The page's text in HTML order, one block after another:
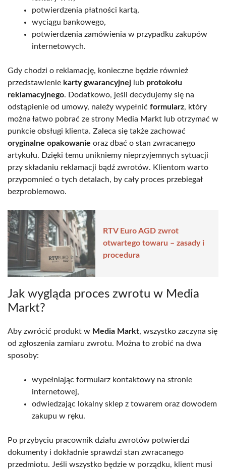
potwierdzenia płatności kartą,
wyciągu bankowego,
potwierdzenia zamówienia w przypadku zakupów
internetowych.
Gdy chodzi o reklamację, konieczne będzie również
przedstawienie karty gwarancyjnej lub protokołu
reklamacyjnego. Dodatkowo, jeśli decydujemy się na
odstąpienie od umowy, należy wypełnić formularz, który
można łatwo pobrać ze strony Media Markt lub otrzymać w
punkcie obsługi klienta. Zaleca się także zachować
oryginalne opakowanie oraz dbać o stan zwracanego
artykułu. Dzięki temu unikniemy nieprzyjemnych sytuacji
przy składaniu reklamacji bądź zwrotów. Klientom warto
przypomnieć o tych detalach, by cały proces przebiegał
bezproblemowo.
RTV Euro AGD zwrot
otwartego towaru – zasady i
procedura
Jak wygląda proces zwrotu w Media
Markt?
Aby zwrócić produkt w Media Markt, wszystko zaczyna się
od zgłoszenia zamiaru zwrotu. Można to zrobić na dwa
sposoby:
wypełniając formularz kontaktowy na stronie
internetowej,
odwiedzając lokalny sklep z towarem oraz dowodem
zakupu w ręku.
Po przybyciu pracownik działu zwrotów potwierdzi
dokumenty i dokładnie sprawdzi stan zwracanego
przedmiotu. Jeśli wszystko będzie w porządku, klient musi